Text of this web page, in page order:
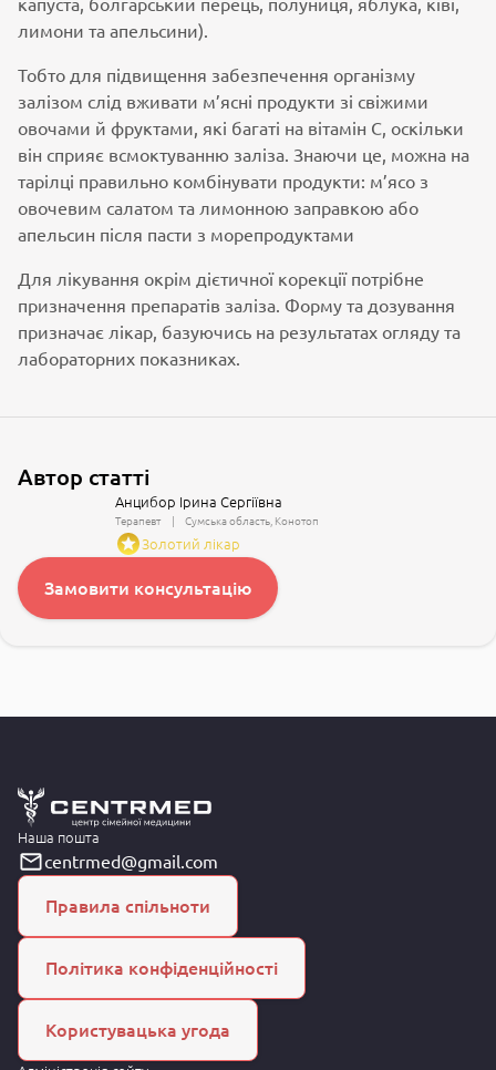
капуста, болгарський перець, полуниця, яблука, ківі,
лимони та апельсини).
Тобто для підвищення забезпечення організму
залізом слід вживати м’ясні продукти зі свіжими
овочами й фруктами, які багаті на вітамін С, оскільки
він сприяє всмоктуванню заліза. Знаючи це, можна на
тарілці правильно комбінувати продукти: м’ясо з
овочевим салатом та лимонною заправкою або
апельсин після пасти з морепродуктами
Для лікування окрім дієтичної корекції потрібне
призначення препаратів заліза. Форму та дозування
призначає лікар, базуючись на результатах огляду та
лабораторних показниках.
Автор статті
Анцибор Ірина Сергіївна
Терапевт Сумська область Конотоп
Золотий лікар
Замовити консультацію
Наша пошта
centrmed@gmail.com
Правила спільноти
Політика конфіденційності
Користувацька угода